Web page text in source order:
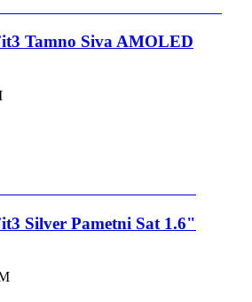
Tamno Siva AMOLED
Silver Pametni Sat 1.6"